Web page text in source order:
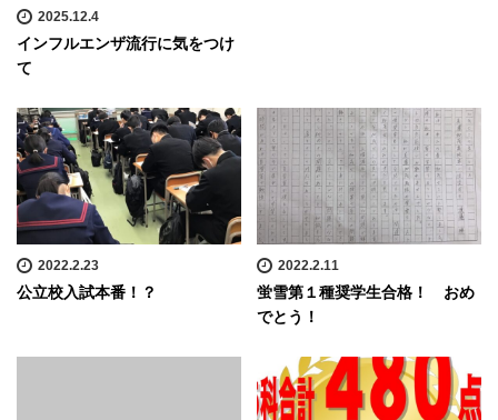
2025.12.4
インフルエンザ流行に気をつけ
て
2022.2.23
公立校入試本番！？
2022.2.11
蛍雪第１種奨学生合格！ おめ
でとう！